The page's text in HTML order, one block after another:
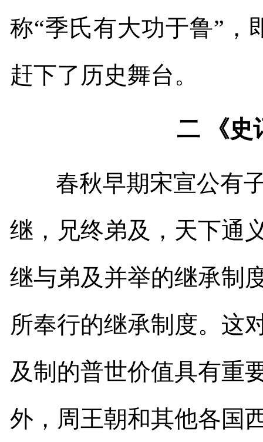
称“季氏有大功于鲁”，
赶下了历史舞台。
二 《史
春秋早期宋宣公有
继，兄终弟及，天下通
继与弟及并举的继承制
所奉行的继承制度。这
及制的普世价值具有重
外，周王朝和其他各国